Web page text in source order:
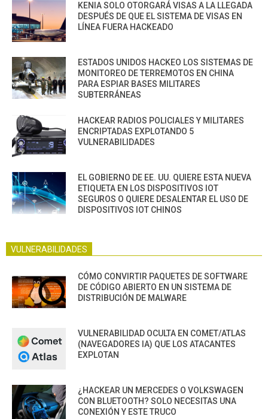
KENIA SOLO OTORGARÁ VISAS A LA LLEGADA
DESPUÉS DE QUE EL SISTEMA DE VISAS EN
LÍNEA FUERA HACKEADO
ESTADOS UNIDOS HACKEO LOS SISTEMAS DE
MONITOREO DE TERREMOTOS EN CHINA
PARA ESPIAR BASES MILITARES
SUBTERRÁNEAS
HACKEAR RADIOS POLICIALES Y MILITARES
ENCRIPTADAS EXPLOTANDO 5
VULNERABILIDADES
EL GOBIERNO DE EE. UU. QUIERE ESTA NUEVA
ETIQUETA EN LOS DISPOSITIVOS IOT
SEGUROS O QUIERE DESALENTAR EL USO DE
DISPOSITIVOS IOT CHINOS
VULNERABILIDADES
CÓMO CONVIRTIR PAQUETES DE SOFTWARE
DE CÓDIGO ABIERTO EN UN SISTEMA DE
DISTRIBUCIÓN DE MALWARE
VULNERABILIDAD OCULTA EN COMET/ATLAS
(NAVEGADORES IA) QUE LOS ATACANTES
EXPLOTAN
¿HACKEAR UN MERCEDES O VOLKSWAGEN
CON BLUETOOTH? SOLO NECESITAS UNA
CONEXIÓN Y ESTE TRUCO